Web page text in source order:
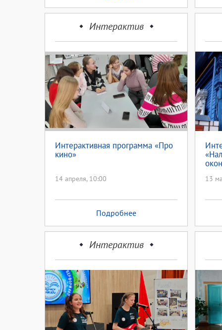
Интерактив
Интерактивная программа «Про
кино»
14 апреля, 10:00
Подробнее
13
Интерактив